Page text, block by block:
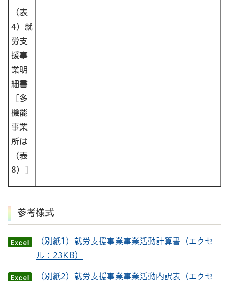
（表
4）就
労支
援事
業明
細書
［多
機能
事業
所は
（表
8）］
参考様式
（別紙1）就労支援事業事業活動計算書（エクセ
ル：23KB）
（別紙2）就労支援事業事業活動内訳表（エクセ